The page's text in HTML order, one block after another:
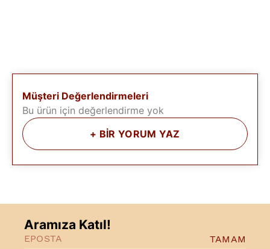
Müşteri Değerlendirmeleri
Bu ürün için değerlendirme yok
+ BİR YORUM YAZ
Aramıza Katıl!
TAMAM